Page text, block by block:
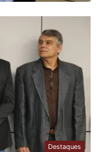
Destaques